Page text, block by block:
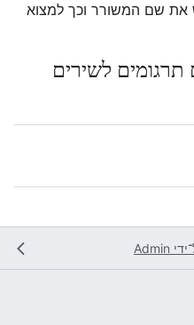
שם המשורר וכך למצוא
לשירים
Admin